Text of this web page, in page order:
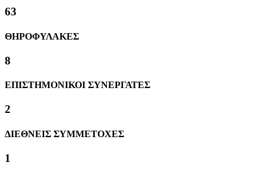
63
ΘΗΡΟΦΥΛΑΚΕΣ
8
ΕΠΙΣΤΗΜΟΝΙΚΟΙ ΣΥΝΕΡΓΑΤΕΣ
2
ΔΙΕΘΝΕΙΣ ΣΥΜΜΕΤΟΧΕΣ
1